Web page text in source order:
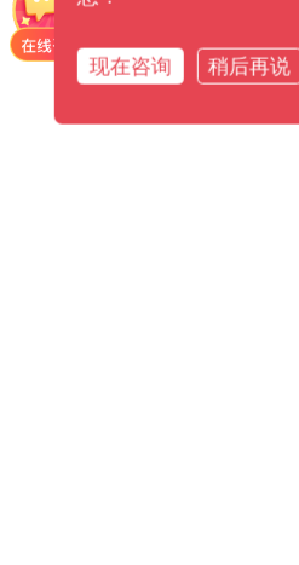
现在咨询 稍后再说